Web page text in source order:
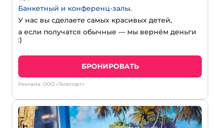
Банкетный и конференц-залы.
У нас вы сделаете самых красивых детей,
а если получатся обычные — мы вернём деньги
:)
БРОНИРОВАТЬ
Реклама: ООО «Телепорт»